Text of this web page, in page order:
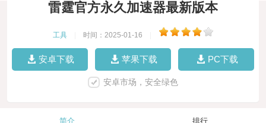
雷霆官方永久加速器最新版本
工具 时间：2025-01-16
安卓下载 苹果下载 PC下载
安卓市场，安全绿色
简介 排行